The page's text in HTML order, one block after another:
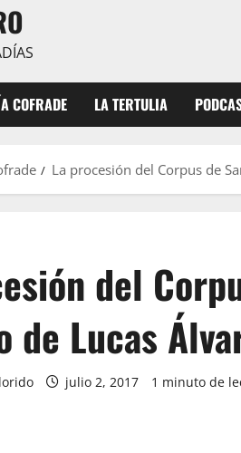
COFRADE LA TERTULIA
La procesión del Corpus de
del
de Lucas
julio 2, 2017 1 minuto de